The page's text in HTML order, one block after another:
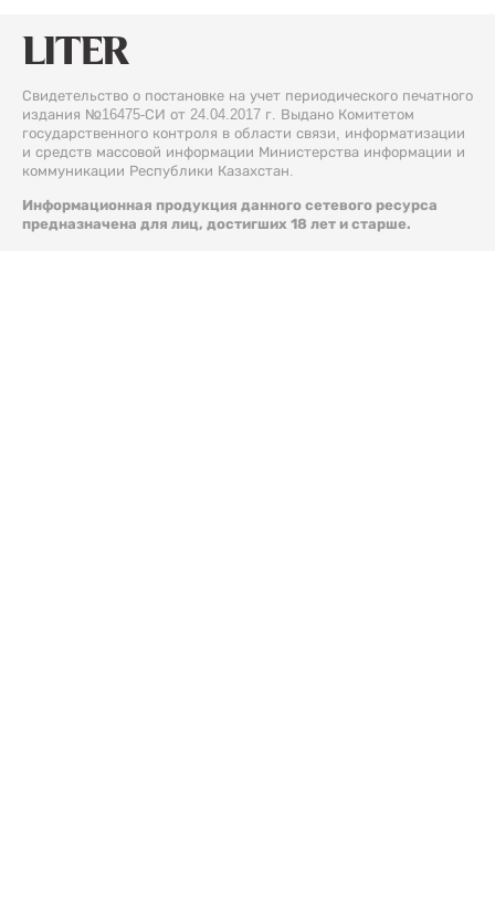
Свидетельство о постановке на учет периодического печатного
издания №16475-СИ от 24.04.2017 г. Выдано Комитетом
государственного контроля в области связи, информатизации
и средств массовой информации Министерства информации и
коммуникации Республики Казахстан.
Информационная продукция данного сетевого ресурса
предназначена для лиц, достигших 18 лет и старше.